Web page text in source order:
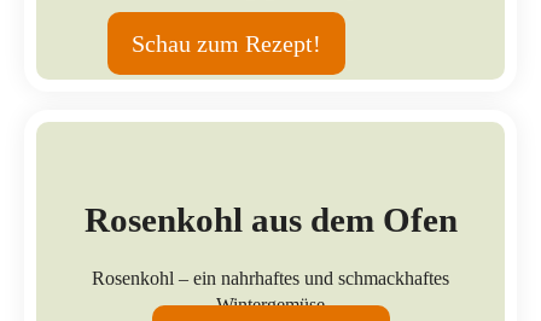
Schau zum Rezept!
Rosenkohl aus dem Ofen
Rosenkohl – ein nahrhaftes und schmackhaftes
Wintergemüse